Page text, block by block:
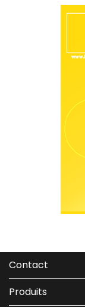
Contact
Produits